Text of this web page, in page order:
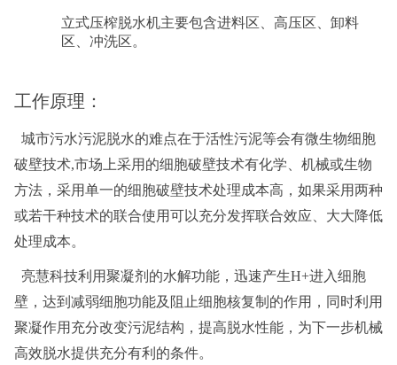
立式压榨脱水机主要包含进料区、高压区、卸料
区、冲洗区。
工作原理：
城市污水污泥脱水的难点在于活性污泥等会有微生物细胞
破壁技术,市场上采用的细胞破壁技术有化学、机械或生物
方法，采用单一的细胞破壁技术处理成本高，如果采用两种
或若干种技术的联合使用可以充分发挥联合效应、大大降低
处理成本。
亮慧科技利用聚凝剂的水解功能，迅速产生H+进入细胞
壁，达到减弱细胞功能及阻止细胞核复制的作用，同时利用
聚凝作用充分改变污泥结构，提高脱水性能，为下一步机械
高效脱水提供充分有利的条件。